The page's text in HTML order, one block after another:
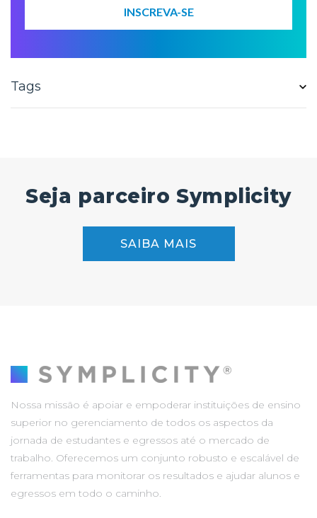
Tags
Seja parceiro Symplicity
SAIBA MAIS
Nossa missão é apoiar e empoderar instituições de ensino
superior no gerenciamento de todos os aspectos da
jornada de estudantes e egressos até o mercado de
trabalho. Oferecemos um conjunto robusto e escalável de
ferramentas para monitorar os resultados e ajudar alunos e
egressos em todo o caminho.